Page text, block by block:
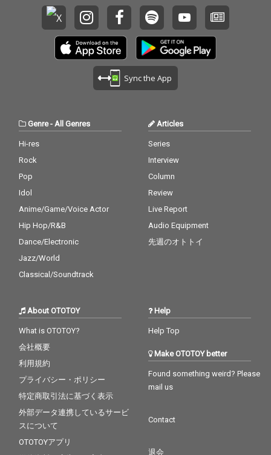
Sync the App
Genre- All Genres
Hi-res
Rock
Pop
Idol
Anime/Game/Voice Actor
Hip Hop/R&B
Dance/Electronic
Jazz/World
Classical/Soundtrack
Articles
Series
Interview
Column
Review
Live Report
Audio Equipment
先週のオトトイ
About OTOTOY
What is OTOTOY?
会社概要
利用規約
プライバシー・ポリシー
特定商取引法に基づく表示
外部データ連携しているサービ
スについて
OTOTOYアプリ
Help
Help Top
Make OTOTOY better
Found something weird? Please
mail us
Contact
退会